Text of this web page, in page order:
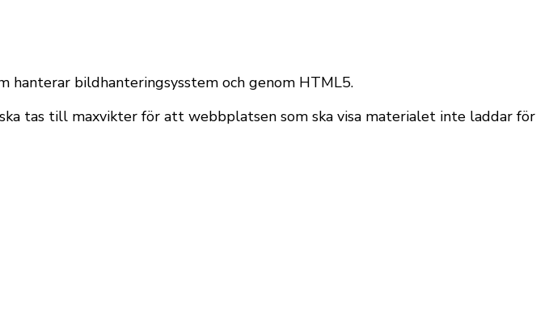
hanterar bildhanteringsysstem och genom HTML5.
tas till maxvikter för att webbplatsen som ska visa materialet inte laddar för